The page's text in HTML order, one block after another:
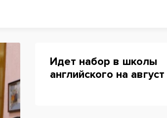
Идет набор в школы
английского на август